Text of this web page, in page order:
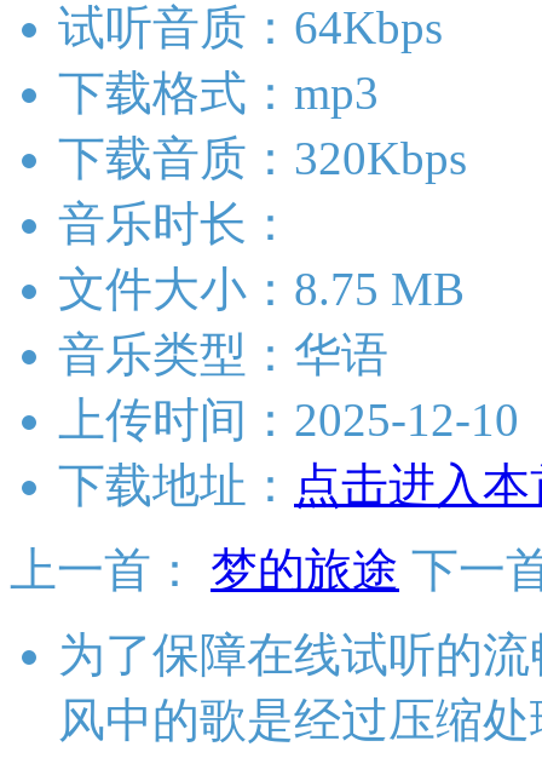
试听音质：64Kbps
下载格式：mp3
下载音质：320Kbps
音乐时长：
文件大小：8.75 MB
音乐类型：华语
上传时间：2025-12-10
下载地址： 点击进入
上一首：
梦的旅途 下一
为了保障在线试听的
风中的歌是经过压缩